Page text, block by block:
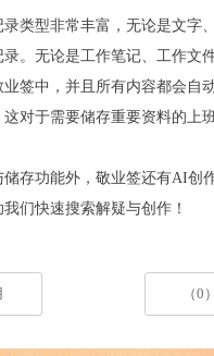
类型非常丰富，无论是文字
。无论是工作笔记、工作文
签中，并且所有内容都会自
对于需要储存重要资料的上
储存功能外，敬业签还有AI创
们快速搜索解疑与创作！
（0